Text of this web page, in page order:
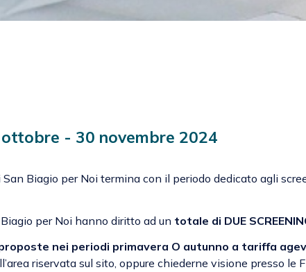
- 30 novembre 2024
Biagio per Noi termina con il periodo dedicato agli
per Noi hanno diritto ad un totale di DUE
nei periodi primavera O autunno a tariffa
riservata sul sito, oppure chiederne visione presso le